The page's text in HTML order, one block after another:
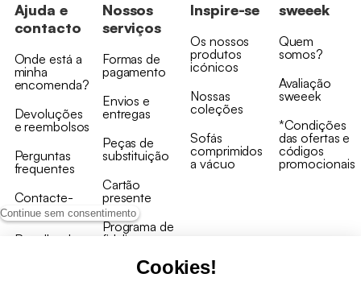
Continue sem consentimento
Cookies!
Ajuda e
contacto
Onde está a
minha
encomenda?
Devoluções
e reembolsos
Perguntas
frequentes
Contacte-
nos
Recolha de
Nossos
serviços
Formas de
pagamento
Envios e
entregas
Peças de
substituição
Cartão
presente
Programa de
fidelizaçao
Inspire-se
Os nossos
produtos
icónicos
Nossas
coleções
Sofás
comprimidos
a vácuo
sweeek
Quem
somos?
Avaliação
sweeek
*Condições
das ofertas e
códigos
promocionais